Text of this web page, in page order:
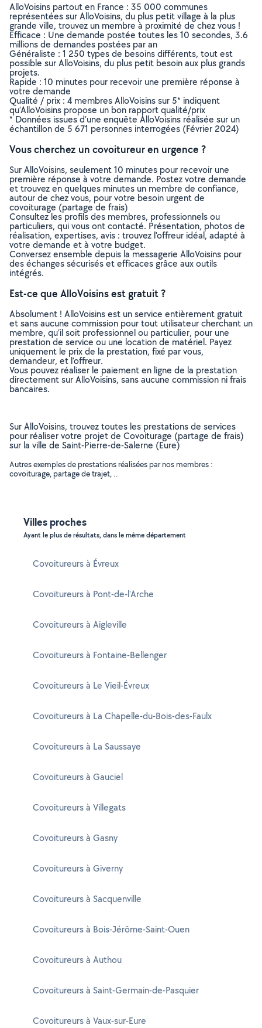
AlloVoisins partout en France : 35 000 communes
représentées sur AlloVoisins, du plus petit village à la plus
grande ville, trouvez un membre à proximité de chez vous !
Efficace : Une demande postée toutes les 10 secondes, 3.6
millions de demandes postées par an
Généraliste : 1 250 types de besoins différents, tout est
possible sur AlloVoisins, du plus petit besoin aux plus grands
projets.
Rapide : 10 minutes pour recevoir une première réponse à
votre demande
Qualité / prix : 4 membres AlloVoisins sur 5* indiquent
qu’AlloVoisins propose un bon rapport qualité/prix
* Données issues d’une enquête AlloVoisins réalisée sur un
échantillon de 5 671 personnes interrogées (Février 2024)
Vous cherchez un covoitureur en urgence ?
Sur AlloVoisins, seulement 10 minutes pour recevoir une
première réponse à votre demande. Postez votre demande
et trouvez en quelques minutes un membre de confiance,
autour de chez vous, pour votre besoin urgent de
covoiturage (partage de frais)
Consultez les profils des membres, professionnels ou
particuliers, qui vous ont contacté. Présentation, photos de
réalisation, expertises, avis : trouvez l'offreur idéal, adapté à
votre demande et à votre budget.
Conversez ensemble depuis la messagerie AlloVoisins pour
des échanges sécurisés et efficaces grâce aux outils
intégrés.
Est-ce que AlloVoisins est gratuit ?
Absolument ! AlloVoisins est un service entièrement gratuit
et sans aucune commission pour tout utilisateur cherchant un
membre, qu’il soit professionnel ou particulier, pour une
prestation de service ou une location de matériel. Payez
uniquement le prix de la prestation, fixé par vous,
demandeur, et l’offreur.
Vous pouvez réaliser le paiement en ligne de la prestation
directement sur AlloVoisins, sans aucune commission ni frais
bancaires.
Sur AlloVoisins, trouvez toutes les prestations de services
pour réaliser votre projet de Covoiturage (partage de frais)
sur la ville de Saint-Pierre-de-Salerne (Eure)
Autres exemples de prestations réalisées par nos membres :
covoiturage, partage de trajet, ..
Villes proches
Ayant le plus de résultats, dans le même département
Covoitureurs à Évreux
Covoitureurs à Pont-de-l'Arche
Covoitureurs à Aigleville
Covoitureurs à Fontaine-Bellenger
Covoitureurs à Le Vieil-Évreux
Covoitureurs à La Chapelle-du-Bois-des-Faulx
Covoitureurs à La Saussaye
Covoitureurs à Gauciel
Covoitureurs à Villegats
Covoitureurs à Gasny
Covoitureurs à Giverny
Covoitureurs à Sacquenville
Covoitureurs à Bois-Jérôme-Saint-Ouen
Covoitureurs à Authou
Covoitureurs à Saint-Germain-de-Pasquier
Covoitureurs à Vaux-sur-Eure